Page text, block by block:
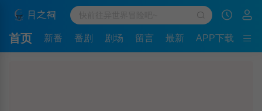
首页 新番 番剧 剧场 留言 最新 APP下载